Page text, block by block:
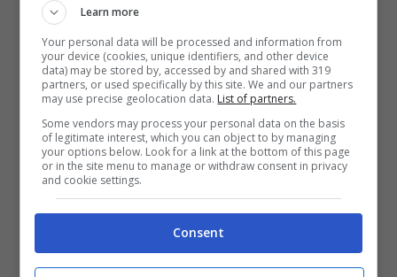
Scheda SD – Videogiochi.com
Per iniziare sarà necessarioliberare dello
spazio dal nostro iPhone
Learn more
Your personal data will be processed and information from
your device (cookies, unique identifiers, and other device
data) may be stored by, accessed by and shared with 319
partners, or used specifically by this site. We and our partners
may use precise geolocation data. List of partners.
Some vendors may process your personal data on the basis
of legitimate interest, which you can object to by managing
your options below. Look for a link at the bottom of this page
or in the site menu to manage or withdraw consent in privacy
and cookie settings.
Consent